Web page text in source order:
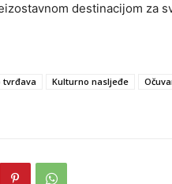
destinacijom za
tvrđava Kulturno nasljeđe